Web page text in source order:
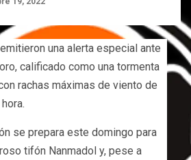
una alerta especial ante
calificado como una tormenta
rachas máximas de viento de
se prepara este domingo para
tifón Nanmadol y, pese a